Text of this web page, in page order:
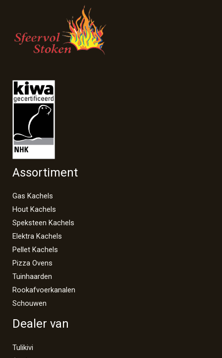
Assortiment
Gas Kachels
Hout Kachels
Speksteen Kachels
Elektra Kachels
Pellet Kachels
Pizza Ovens
Tuinhaarden
Rookafvoerkanalen
Schouwen
Dealer van
Tulikivi